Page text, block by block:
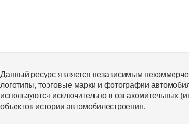
Данный ресурс является независимым
логотипы, торговые марки и фотографии
используются исключительно в ознакомительных
объектов истории автомобилестроения.